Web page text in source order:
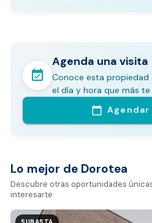
En pocos minutos
Comparativo de
Bogotá y Medellín)
Análisis basado en datos reales:
Tiempo promedio de venta
Rango de precios de arriendo
event_available
Agenda una visita
Conoce esta propiedad
el día y hora que más te
calendar_today
Lo mejor de Dorotea
Descubre otras oportunidades
interesarte